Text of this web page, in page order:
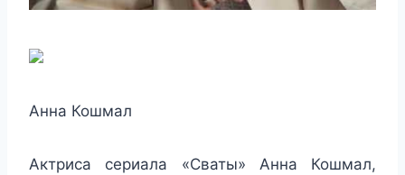
Анна Кошмал
Актриса сериала «Сваты» Анна Кошмал,